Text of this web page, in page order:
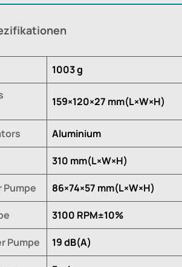
1003 g
159×120×27 mm(L×W×H)
Aluminium
310 mm(L×W×H)
86×74×57 mm(L×W×H)
3100 RPM±10%
Pumpe 19 dB(A)